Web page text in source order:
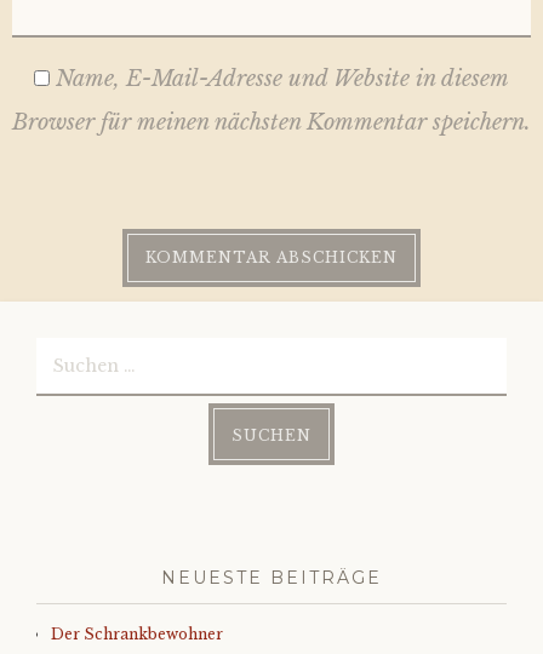
Name, E-Mail-Adresse und Website in diesem
Browser für meinen nächsten Kommentar speichern.
NEUESTE BEITRÄGE
Der Schrankbewohner